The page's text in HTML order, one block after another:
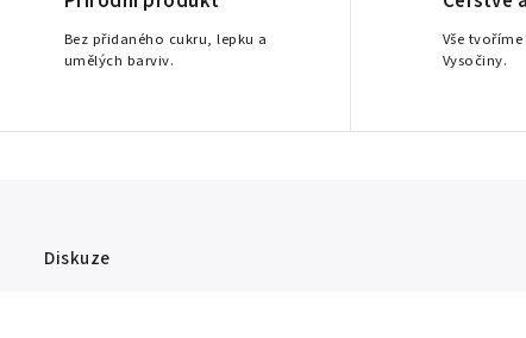
Bez přidaného cukru, lepku a
umělých barviv.
Vše
Vysočiny.
Diskuze